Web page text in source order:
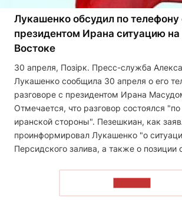
Лукашенко обсудил по телефону
президентом Ирана ситуацию
Востоке
30 апреля, Позірк. Пресс-служба
Лукашенко сообщила 30 апреля о его
разговоре с президентом Ирана
Отмечается, что разговор состоялся
иранской стороны". Пезешкиан, как
проинформировал Лукашенко "о
Персидского залива, а также о позиции